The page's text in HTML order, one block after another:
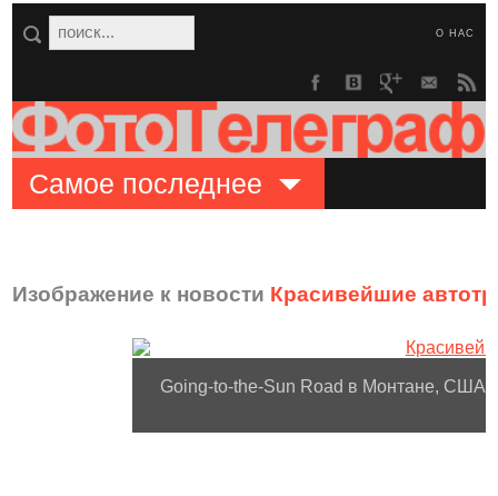
О НАС
Самое последнее
Изображение к новости Красивейшие
Going-to-the-Sun Road в Монтане, США